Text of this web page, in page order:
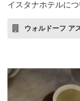
イスタナホテルに
ウォルドーフ ア